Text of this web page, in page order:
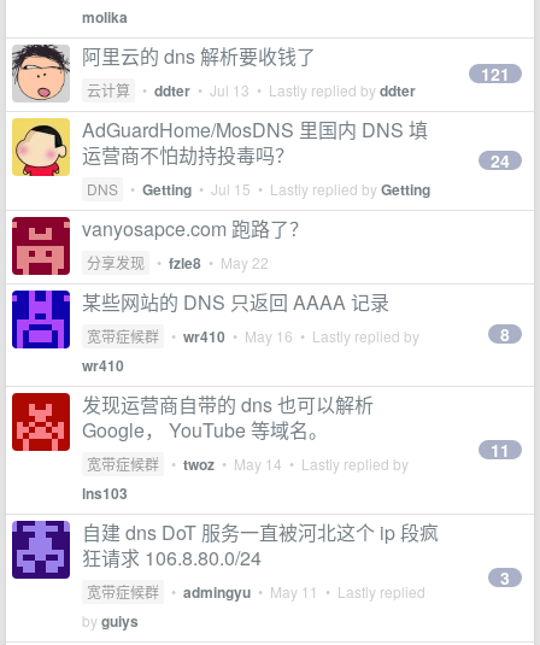
molika
阿里云的 dns 解析要收钱了
云计算 • ddter • Jul 13 • Lastly replied byddter
121
AdGuardHome/MosDNS 里国内 DNS 填
运营商不怕劫持投毒吗？
DNS • Getting • Jul 15 • Lastly replied byGetting
24
vanyosapce.com 跑路了？
分享发现 • fzle8 • May 22
某些网站的 DNS 只返回 AAAA 记录
宽带症候群 • wr410 • May 16 • Lastly replied by
wr410
8
发现运营商自带的 dns 也可以解析
Google， YouTube 等域名。
宽带症候群 • twoz • May 14 • Lastly replied by
lns103
11
自建 dns DoT 服务一直被河北这个 ip 段疯
狂请求 106.8.80.0/24
宽带症候群 • admingyu • May 11 • Lastly replied
byguiys
3